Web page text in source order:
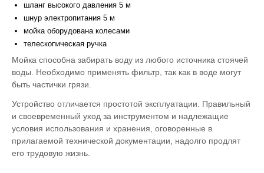
шланг высокого давления 5 м
шнур электропитания 5 м
мойка оборудована колесами
телескопическая ручка
Мойка способна забирать воду из любого источника стоячей
воды. Необходимо применять фильтр, так как в воде могут
быть частички грязи.
Устройство отличается простотой эксплуатации. Правильный
и своевременный уход за инструментом и надлежащие
условия использования и хранения, оговоренные в
прилагаемой технической документации, надолго продлят
его трудовую жизнь.